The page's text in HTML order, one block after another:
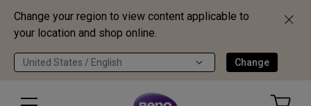
Change your region to view content applicable to
your location and shop online.
United States / English Change